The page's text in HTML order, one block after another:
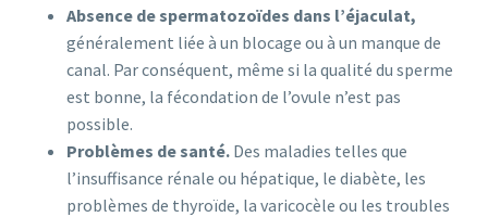
Absence de spermatozoïdes dans l’éjaculat,
généralement liée à un blocage ou à un manque de
canal. Par conséquent, même si la qualité du sperme
est bonne, la fécondation de l’ovule n’est pas
possible.
Problèmes de santé. Des maladies telles que
l’insuffisance rénale ou hépatique, le diabète, les
problèmes de thyroïde, la varicocèle ou les troubles